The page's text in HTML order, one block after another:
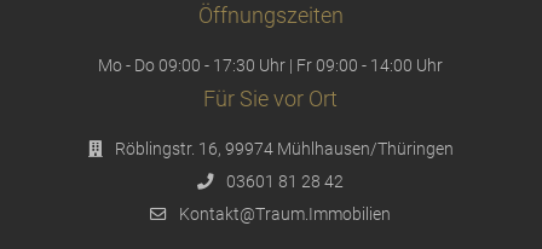
Öffnungszeiten
Mo - Do 09:00 - 17:30 Uhr | Fr 09:00 - 14:00 Uhr
Für Sie vor Ort
Röblingstr. 16, 99974 Mühlhausen/Thüringen
03601 81 28 42
Kontakt@Traum.Immobilien